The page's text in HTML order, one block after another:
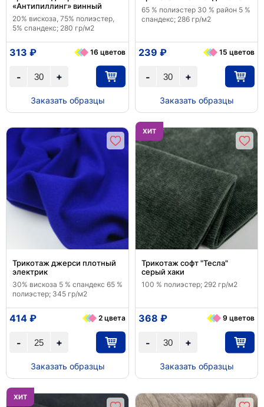
«Антипиллинг» винный
20% вискоза, 75% полиэстер,
5% спандекс; 280 гр/м2
+
-
313 ₽ 16 цветов
Заказать образцы
65 % полиэстер 30 % район 5 %
спандекс; 286 гр/м2
+
-
239 ₽ 15 цветов
Заказать образцы
Трикотаж джерси плотный
электрик
30% вискоза 5 % спандекс 65 %
полиэстер; 345 гр/м2
+
-
414 ₽ 2 цвета
Заказать образцы
ХИТ
Трикотаж софт "Тесла"
серый хаки
100 % полиэстер; 292 гр/м2
+
-
368 ₽ 9 цветов
Заказать образцы
ХИТ